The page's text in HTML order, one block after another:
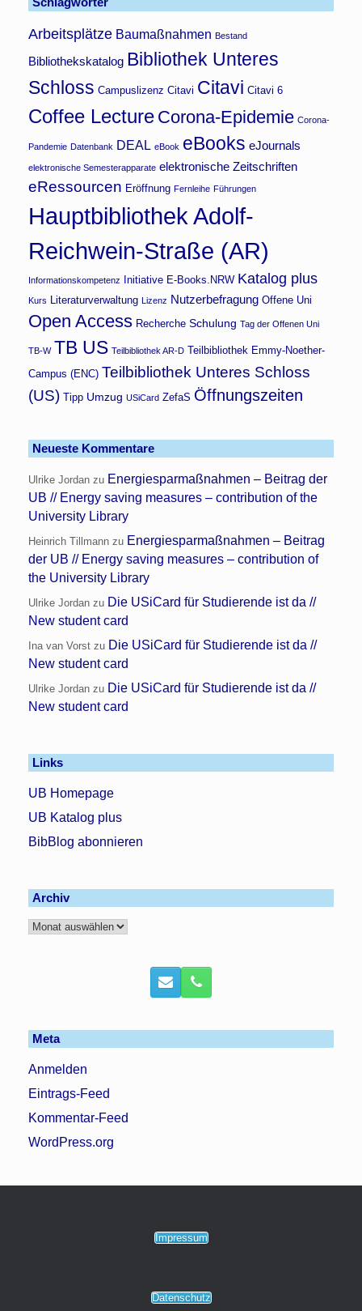
Arbeitsplätze Baumaßnahmen Bestand
Bibliothekskatalog Bibliothek Unteres
Schloss Campuslizenz Citavi Citavi Citavi 6
Coffee Lecture Corona-Epidemie Corona-
Pandemie Datenbank DEAL eBook eBooks eJournals
elektronische Semesterapparate elektronische Zeitschriften
eRessourcen Eröffnung Fernleihe Führungen
Hauptbibliothek Adolf-
Reichwein-Straße (AR)
Informationskompetenz Initiative E-Books.NRW Katalog plus
Kurs Literaturverwaltung Lizenz Nutzerbefragung Offene Uni
Open Access Recherche Schulung Tag der Offenen Uni
TB-W TB US Teilbibliothek AR-D Teilbibliothek Emmy-Noether-
Campus (ENC) Teilbibliothek Unteres Schloss
(US)
Tipp Umzug USiCard ZefaS Öffnungszeiten
Neueste Kommentare
Ulrike Jordan zu Energiesparmaßnahmen – Beitrag der
UB // Energy saving measures – contribution of the
University Library
Heinrich Tillmann zu Energiesparmaßnahmen – Beitrag
der UB // Energy saving measures – contribution of
the University Library
Ulrike Jordan zu Die USiCard für Studierende ist da //
New student card
Ina van Vorst zu Die USiCard für Studierende ist da //
New student card
Ulrike Jordan zu Die USiCard für Studierende ist da //
New student card
Links
UB Homepage
UB Katalog plus
BibBlog abonnieren
Archiv
Archiv
Meta
Anmelden
Eintrags-Feed
Kommentar-Feed
WordPress.org
Impressum
Datenschutz